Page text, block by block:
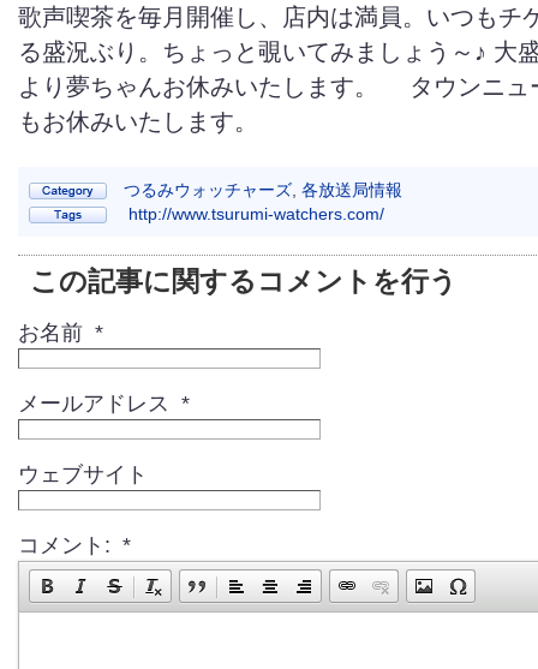
歌声喫茶を毎月開催し、店内は満員。いつもチ
る盛況ぶり。ちょっと覗いてみましょう～♪
より夢ちゃんお休みいたします。 タウンニュ
もお休みいたします。
つるみウォッチャーズ 各放送局情報
http://www.tsurumi-watchers.com/
この記事に関するコメントを行う
お名前 *
メールアドレス *
ウェブサイト
コメント: *